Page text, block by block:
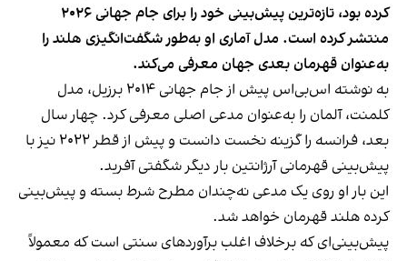
کرده بود، تازه‌ترین پیش‌بینی خود را برای جام جهانی ۲۰۲۶
منتشر کرده است. مدل آماری او به‌طور شگفت‌انگیزی هلند را
به‌عنوان قهرمان بعدی جهان معرفی می‌کند.
به نوشته اس‌بی‌اس پیش از جام جهانی ۲۰۱۴ برزیل، مدل
کلمنت، آلمان را به‌عنوان مدعی اصلی معرفی کرد. چهار سال
بعد، فرانسه را گزینه نخست دانست و پیش از قطر ۲۰۲۲ نیز با
پیش‌بینی قهرمانی آرژانتین بار دیگر شگفتی آفرید.
این بار او روی یک مدعی نه‌چندان مطرح شرط بسته و پیش‌بینی
کرده هلند قهرمان خواهد شد.
پیش‌بینی‌ای که برخلاف اغلب برآوردهای سنتی است که معمولاً